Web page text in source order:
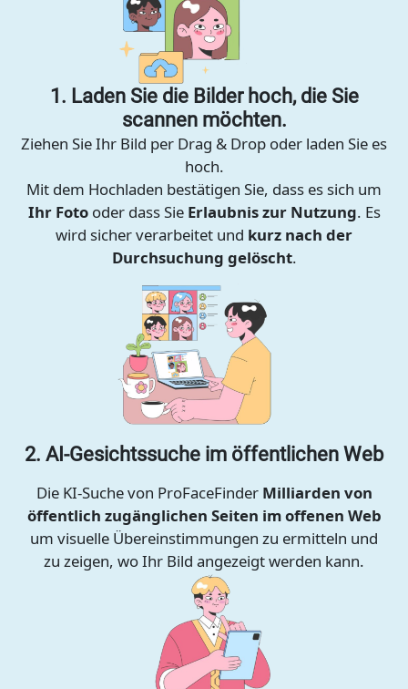
1. Laden Sie die Bilder hoch, die Sie
scannen möchten.
Ziehen Sie Ihr Bild per Drag & Drop oder laden Sie es
hoch.
Mit dem Hochladen bestätigen Sie, dass es sich um
Ihr Fotooder dass Sie Erlaubnis zur Nutzung. Es
wird sicher verarbeitet und kurz nach der
Durchsuchung gelöscht.
2. AI-Gesichtssuche im öffentlichen Web
Die KI-Suche von ProFaceFinder Milliarden von
öffentlich zugänglichen Seiten im offenen Web
um visuelle Übereinstimmungen zu ermitteln und
zu zeigen, wo Ihr Bild angezeigt werden kann.